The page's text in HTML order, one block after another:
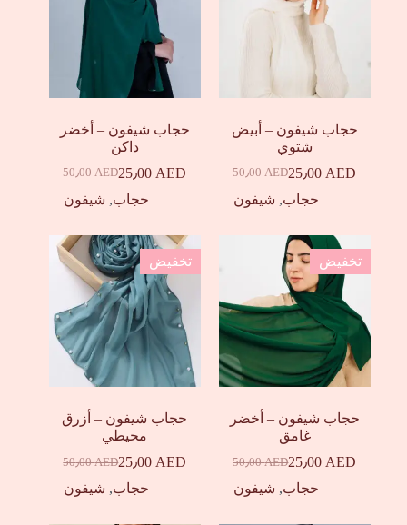
حجاب شيفون – أبيض
شتوي
50٫00AED
السعر
الأصلي
50٫00 AED.
25٫00 AED
السعر
الحالي
25٫00 AED.
حجاب, شيفون
حجاب شيفون – أخضر
داكن
50٫00AED
السعر
الأصلي
50٫00 AED.
25٫00 AED
السعر
الحالي
25٫00 AED.
حجاب, شيفون
تخفيض
حجاب شيفون – أخضر
غامق
50٫00AED
السعر
الأصلي
50٫00 AED.
25٫00 AED
السعر
الحالي
25٫00 AED.
حجاب, شيفون
تخفيض
حجاب شيفون – أزرق
محيطي
50٫00AED
السعر
الأصلي
50٫00 AED.
25٫00 AED
السعر
الحالي
25٫00 AED.
حجاب, شيفون